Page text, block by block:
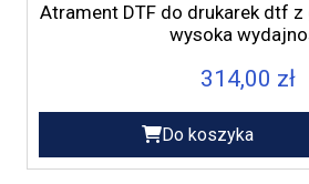
Atrament DTF do drukarek dtf z
wysoka
314,00 zł
Do koszyka